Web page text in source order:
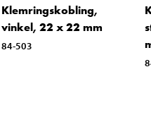
Klemringskobling,
vinkel, 22 x 22 mm
84-503